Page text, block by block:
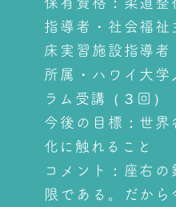
指導者・社会福
床実習施設指導
所属・ハワイ大
ラム受講（３回）
今後の目標：世
化に触れること
コメント：座右
限である。だから